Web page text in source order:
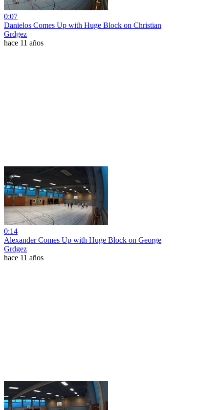
0:07
Danielos Comes Up with Huge Block on Christian
Grdgez
hace 11 años
0:14
Alexander Comes Up with Huge Block on George
Grdgez
hace 11 años